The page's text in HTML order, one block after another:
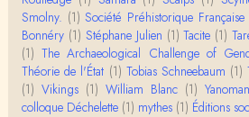
Bonjour,Merci pour
en tant qu’êtres humains,
Christophe Darmangeat
Envoyez moi un mail :
Smolny. (1) Société Préhistorique Française
Bonnéry (1) Stéphane Julien (1) Tacite (1)
(1) The Archaeological Challenge of
Théorie de l'État (1) Tobias Schneebaum (1)
(1) Vikings (1) William Blanc (1)
colloque Déchelette (1) mythes (1) Éditions